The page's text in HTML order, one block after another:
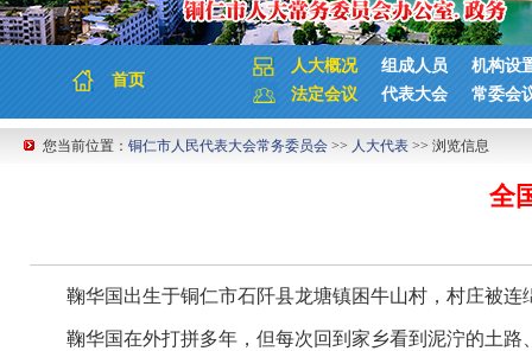
首页
人大概况 组成人员
机构设
法定会议
代表大会 常委会
您当前位置： 铜仁市人民代表大会常务委员会 >> 人大代表 >> 浏览信息
全
鞠华国出生于铜仁市石阡县龙塘镇困牛山村，村庄被
鞠华国在外打拼多年，但每次回到家乡看到泥泞的土